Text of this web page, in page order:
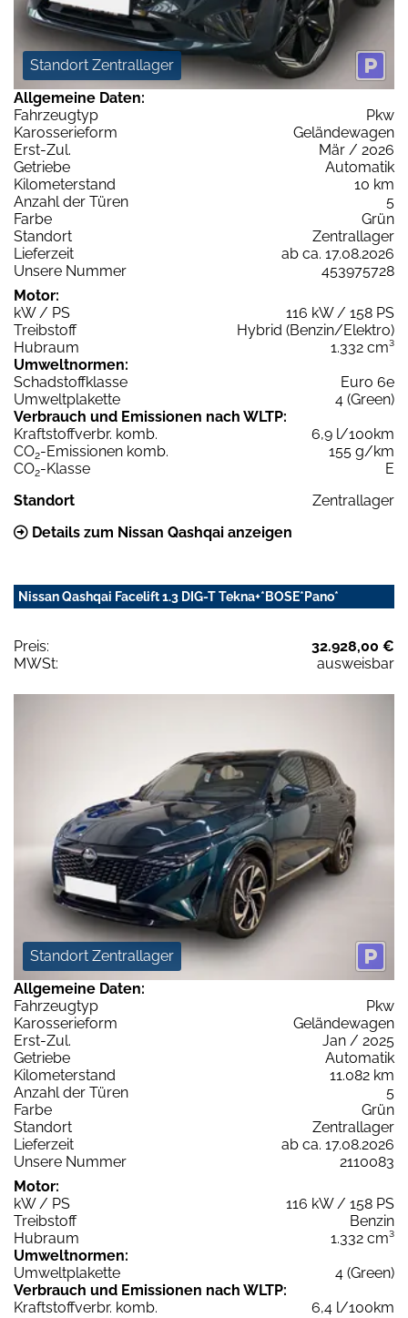
Standort Zentrallager
Allgemeine Daten:
Fahrzeugtyp
Pkw
Karosserieform
Geländewagen
Erst-Zul.
Mär / 2026
Getriebe
Automatik
Kilometerstand
10 km
Anzahl der Türen
5
Farbe
Grün
Standort
Zentrallager
Lieferzeit
ab ca. 17.08.2026
Unsere Nummer
453975728
Motor:
kW / PS
116 kW / 158 PS
Treibstoff
Hybrid (Benzin/Elektro)
Hubraum
1.332 cm³
Umweltnormen:
Schadstoffklasse
Euro 6e
Umweltplakette
4 (Green)
Verbrauch und Emissionen nach WLTP:
Kraftstoffverbr. komb.
6,9 l/100km
CO2-Emissionen komb.
155 g/km
CO2-Klasse
E
Standort
Zentrallager
Details zum Nissan Qashqai anzeigen
Nissan Qashqai Facelift 1.3 DIG-T Tekna+*BOSE*Pano*
Preis:
32.928,00 €
MWSt:
ausweisbar
Standort Zentrallager
Allgemeine Daten:
Fahrzeugtyp
Pkw
Karosserieform
Geländewagen
Erst-Zul.
Jan / 2025
Getriebe
Automatik
Kilometerstand
11.082 km
Anzahl der Türen
5
Farbe
Grün
Standort
Zentrallager
Lieferzeit
ab ca. 17.08.2026
Unsere Nummer
2110083
Motor:
kW / PS
116 kW / 158 PS
Treibstoff
Benzin
Hubraum
1.332 cm³
Umweltnormen:
Umweltplakette
4 (Green)
Verbrauch und Emissionen nach WLTP:
Kraftstoffverbr. komb.
6,4 l/100km